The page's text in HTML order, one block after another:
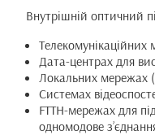
Внутрішній оптичний
Дата-центрах для
Локальних мережах
Системах
FTTH-мережах для
одномодове